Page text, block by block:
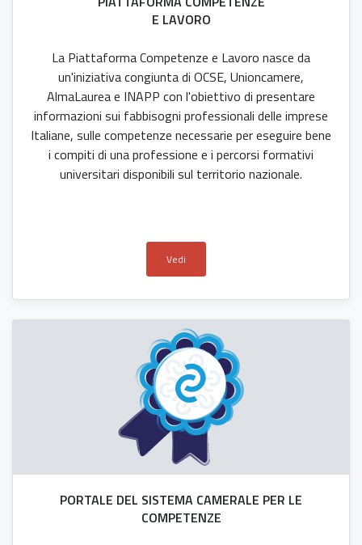
E LAVORO
La Piattaforma Competenze e Lavoro nasce da
un'iniziativa congiunta di OCSE, Unioncamere,
AlmaLaurea e INAPP con l'obiettivo di presentare
informazioni sui fabbisogni professionali delle imprese
Italiane, sulle competenze necessarie per eseguire bene
i compiti di una professione e i percorsi formativi
universitari disponibili sul territorio nazionale.
Vedi
PORTALE DEL SISTEMA CAMERALE PER LE
COMPETENZE